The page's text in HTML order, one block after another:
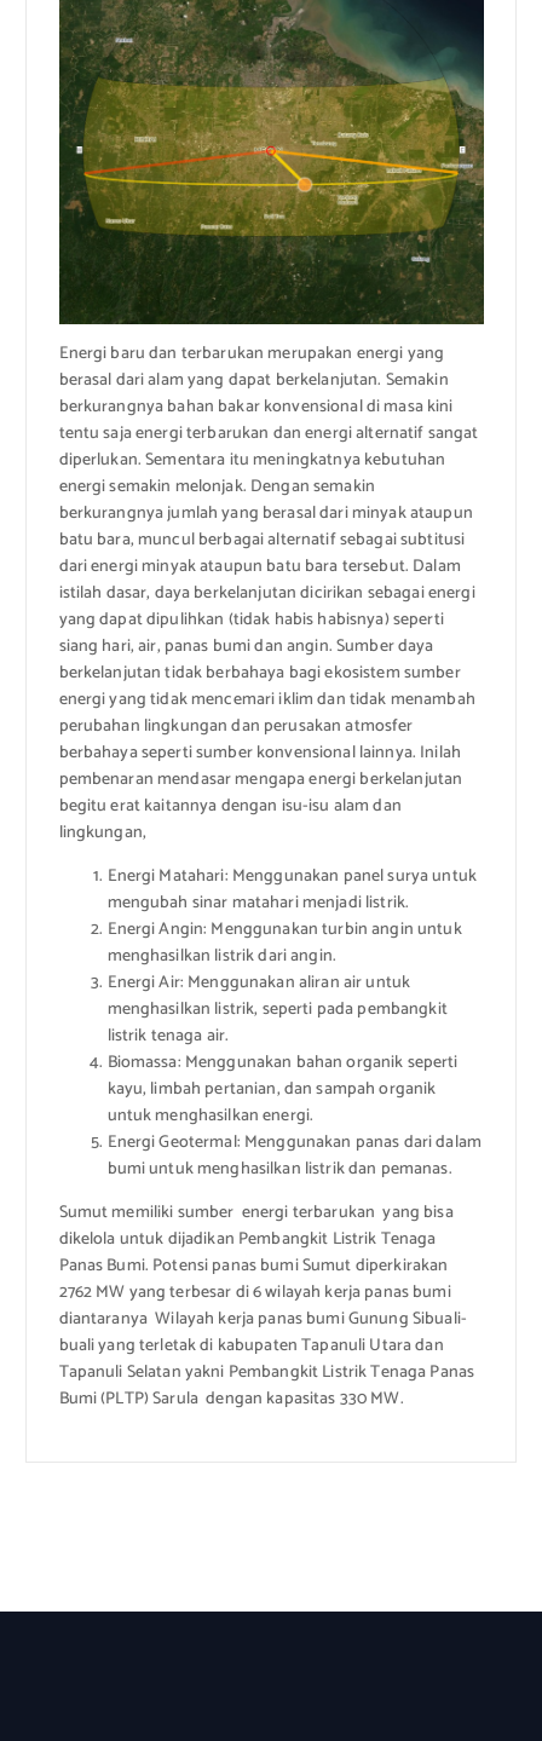
Energi baru dan terbarukan merupakan energi yang
berasal dari alam yang dapat berkelanjutan. Semakin
berkurangnya bahan bakar konvensional di masa kini
tentu saja energi terbarukan dan energi alternatif sangat
diperlukan. Sementara itu meningkatnya kebutuhan
energi semakin melonjak. Dengan semakin
berkurangnya jumlah yang berasal dari minyak ataupun
batu bara, muncul berbagai alternatif sebagai subtitusi
dari energi minyak ataupun batu bara tersebut. Dalam
istilah dasar, daya berkelanjutan dicirikan sebagai energi
yang dapat dipulihkan (tidak habis habisnya) seperti
siang hari, air, panas bumi dan angin. Sumber daya
berkelanjutan tidak berbahaya bagi ekosistem sumber
energi yang tidak mencemari iklim dan tidak menambah
perubahan lingkungan dan perusakan atmosfer
berbahaya seperti sumber konvensional lainnya. Inilah
pembenaran mendasar mengapa energi berkelanjutan
begitu erat kaitannya dengan isu-isu alam dan
lingkungan,
Energi Matahari: Menggunakan panel surya untuk
mengubah sinar matahari menjadi listrik.
Energi Angin: Menggunakan turbin angin untuk
menghasilkan listrik dari angin.
Energi Air: Menggunakan aliran air untuk
menghasilkan listrik, seperti pada pembangkit
listrik tenaga air.
Biomassa: Menggunakan bahan organik seperti
kayu, limbah pertanian, dan sampah organik
untuk menghasilkan energi.
Energi Geotermal: Menggunakan panas dari dalam
bumi untuk menghasilkan listrik dan pemanas.
Sumut memiliki sumber energi terbarukan yang bisa
dikelola untuk dijadikan Pembangkit Listrik Tenaga
Panas Bumi. Potensi panas bumi Sumut diperkirakan
2762 MW yang terbesar di 6 wilayah kerja panas bumi
diantaranya Wilayah kerja panas bumi Gunung Sibuali-
buali yang terletak di kabupaten Tapanuli Utara dan
Tapanuli Selatan yakni Pembangkit Listrik Tenaga Panas
Bumi (PLTP) Sarula dengan kapasitas 330 MW.